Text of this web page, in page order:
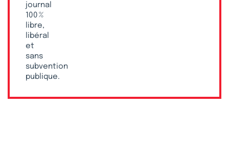
journal
100 %
libre,
libéral
et
sans
subvention
publique.